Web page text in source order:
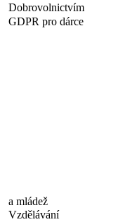
Dobrovolnictvím
GDPR pro dárce
a mládež
Vzdělávání